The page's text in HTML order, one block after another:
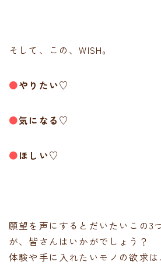
そして、この、WISH。
●やりたい♡
●気になる♡
●ほしい♡
願望を声にするとだいたいこの3
が、皆さんはいかがでしょう？
体験や手に入れたいモノの欲求は